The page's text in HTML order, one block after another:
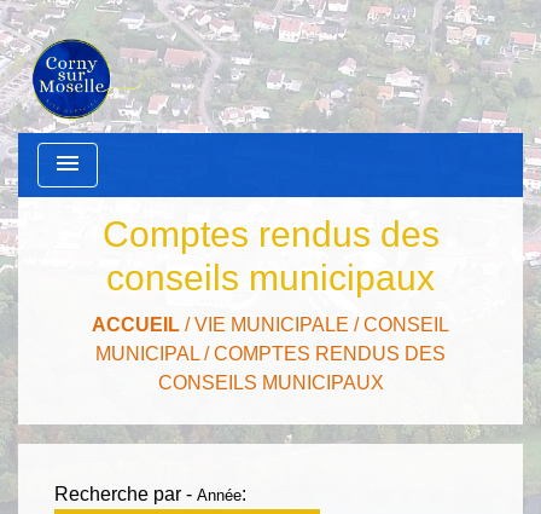
menu
Comptes rendus des
conseils municipaux
ACCUEIL /VIE MUNICIPALE /CONSEIL
MUNICIPAL /COMPTES RENDUS DES
CONSEILS MUNICIPAUX
Recherche par - Année: